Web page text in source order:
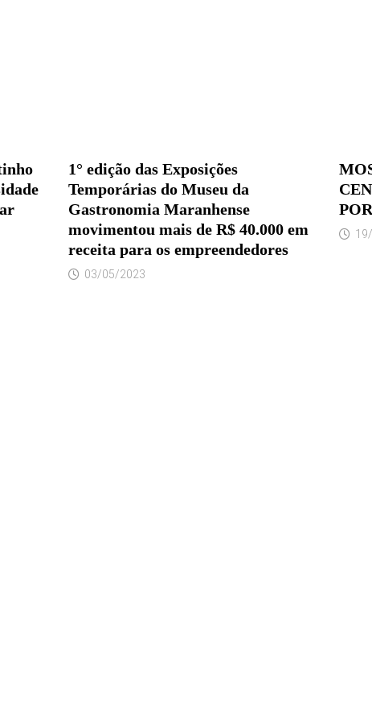
1° edição das Exposições
Temporárias do Museu da
Gastronomia Maranhense
movimentou mais de R$ 40.000 em
receita para os empreendedores
03/05/2023